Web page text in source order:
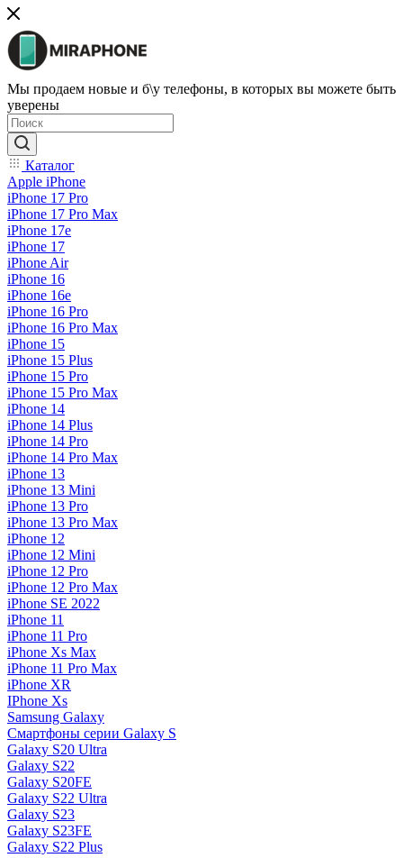
Мы продаем новые и б\у телефоны, в которых вы можете быть
уверены
Каталог
Apple iPhone
iPhone 17 Pro
iPhone 17 Pro Max
iPhone 17e
iPhone 17
iPhone Air
iPhone 16
iPhone 16e
iPhone 16 Pro
iPhone 16 Pro Max
iPhone 15
iPhone 15 Plus
iPhone 15 Pro
iPhone 15 Pro Max
iPhone 14
iPhone 14 Plus
iPhone 14 Pro
iPhone 14 Pro Max
iPhone 13
iPhone 13 Mini
iPhone 13 Pro
iPhone 13 Pro Max
iPhone 12
iPhone 12 Mini
iPhone 12 Pro
iPhone 12 Pro Max
iPhone SE 2022
iPhone 11
iPhone 11 Pro
iPhone Xs Max
iPhone 11 Pro Max
iPhone XR
IPhone Xs
Samsung Galaxy
Смартфоны серии Galaxy S
Galaxy S20 Ultra
Galaxy S22
Galaxy S20FE
Galaxy S22 Ultra
Galaxy S23
Galaxy S23FE
Galaxy S22 Plus